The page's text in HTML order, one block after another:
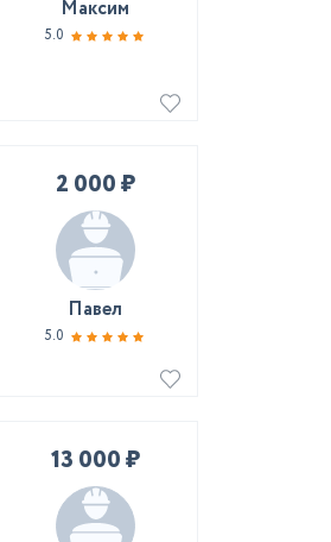
Максим
5.0
2 000 ₽
Павел
5.0
13 000 ₽